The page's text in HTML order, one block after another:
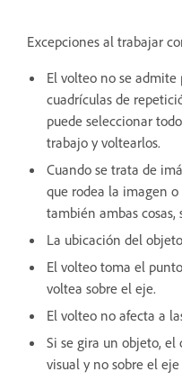
Excepciones al trabajar
El volteo no se admite
cuadrículas de
puede seleccionar
trabajo y voltearlos.
Cuando se trata de
que rodea la imagen
también ambas cosas,
La ubicación del
El volteo toma el
voltea sobre el eje.
El volteo no afecta a
Si se gira un objeto, el
visual y no sobre el